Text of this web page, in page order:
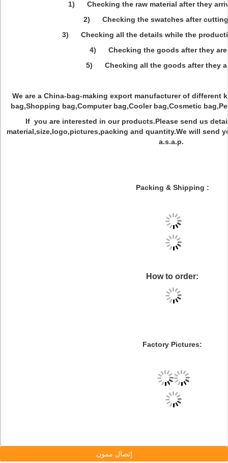
1) Checking the raw material after they
2) Checking the swatches after
3) Checking all the details while the
4) Checking the goods after they are
5) Checking all the goods after they
We are a China-bag-making export manufacturer of different
bag,Shopping bag,Computer bag,Cooler bag,Cosmetic
If you are interested in our products.Please send us
material,size,logo,pictures,packing and quantity.We will send
a.s.a.p.
Packing & Shipping :
How to order:
Factory Pictures:
إتصال ممون